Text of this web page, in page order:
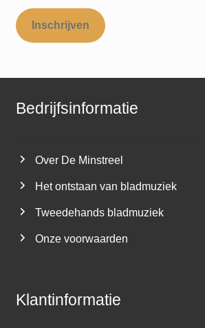
Inschrijven
Bedrijfsinformatie
Over De Minstreel
Het ontstaan van bladmuziek
Tweedehands bladmuziek
Onze voorwaarden
Klantinformatie